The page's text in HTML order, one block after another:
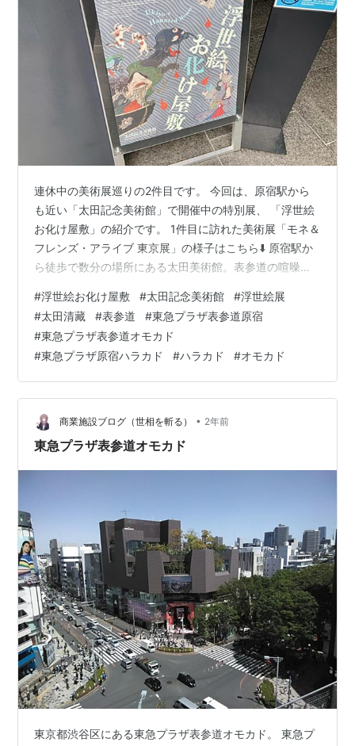
連休中の美術展巡りの2件目です。 今回は、原宿駅から
も近い「太田記念美術館」で開催中の特別展、 「浮世絵
お化け屋敷」の紹介です。 1件目に訪れた美術展「モネ＆
フレンズ・アライブ 東京展」の様子はこちら⬇️ 原宿駅か
ら徒歩で数分の場所にある太田美術館。表参道の喧噪か
屋敷」。浮世絵に描かれた様々なお化けを紹介する企
画。 撮影は禁止なので、展示会の内容を言葉で紹介しま
す。 歌舞伎の演目に出てくるお化けや、浮世絵師オリジ
ナルのお化け作品など 様々な浮世絵が鑑賞出来ます。有
名な歌川国芳の代表作の「相馬の古内裏」も 展示されて
ます。不気味で、おどろおどろ…
#浮世絵お化け屋敷 #太田記念美術館 #浮世絵展
#太田清藏 #表参道 #東急プラザ表参道原宿
#東急プラザ表参道オモカド
#東急プラザ原宿ハラカド #ハラカド #オモカド
商業施設ブログ（世相を斬る） • 2年前
東急プラザ表参道オモカド
東京都渋谷区にある東急プラザ表参道オモカド。 東急プ